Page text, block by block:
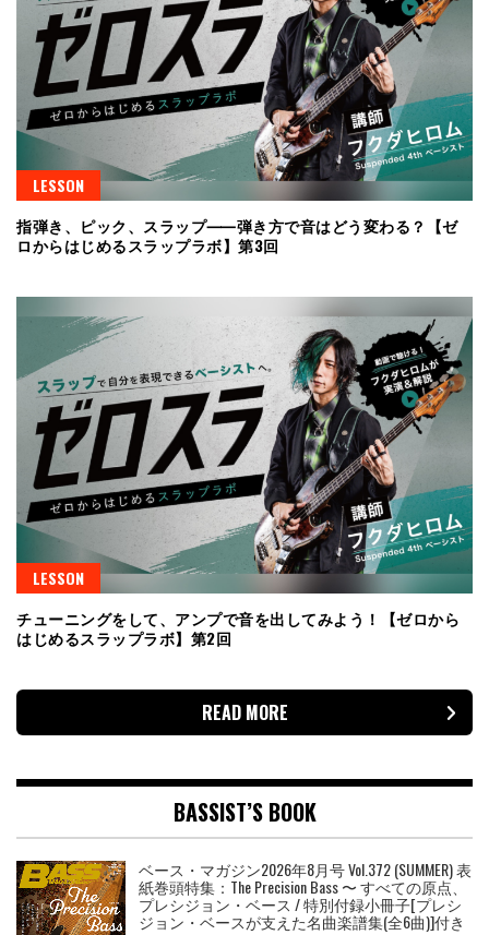
LESSON
指弾き、ピック、スラップ⸺弾き方で音はどう変わる？【ゼ
ロからはじめるスラップラボ】第3回
LESSON
チューニングをして、アンプで音を出してみよう！【ゼロから
はじめるスラップラボ】第2回
READ MORE
BASSIST’S BOOK
ベース・マガジン2026年8月号 Vol.372 (SUMMER) 表
紙巻頭特集：The Precision Bass 〜 すべての原点、
プレシジョン・ベース / 特別付録小冊子[プレシ
ジョン・ベースが支えた名曲楽譜集(全6曲)]付き